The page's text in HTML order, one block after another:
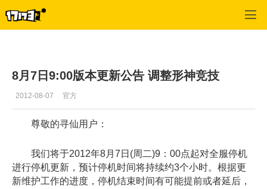
8月7日9:00版本更新公告 调整形神竞技
2012-08-07 官方
尊敬的寻仙用户：
我们将于2012年8月7日(周二)9：00点起对全服停机
进行停机更新，预计停机时间将持续约3个小时。根据更
新维护工作的进度，停机结束时间有可能提前或者延后，